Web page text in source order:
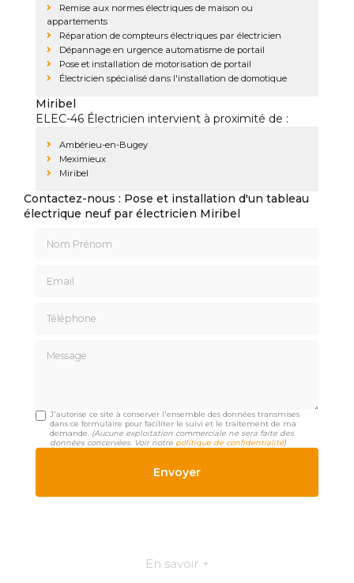
Remise aux normes électriques de maison ou
appartements
Réparation de compteurs électriques par électricien
Dépannage en urgence automatisme de portail
Pose et installation de motorisation de portail
Électricien spécialisé dans l'installation de domotique
Miribel
ELEC-46 Électricien intervient à proximité de :
Ambérieu-en-Bugey
Meximieux
Miribel
Contactez-nous : Pose et installation d'un tableau
électrique neuf par électricien Miribel
J'autorise ce site à conserver l'ensemble des données transmises
dans ce formulaire pour faciliter le suivi et le traitement de ma
demande. (Aucune exploitation commerciale ne sera faite des
données concervées. Voir notre politique de confidentialité)
En savoir +